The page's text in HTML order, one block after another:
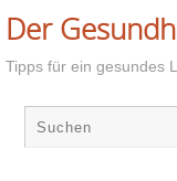
Der
Tipps für ein gesundes